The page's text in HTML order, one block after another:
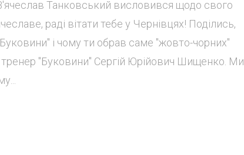
Танковський висловився щодо свого
раді вітати тебе у Чернівцях! Поділись,
і чому ти обрав саме "жовто-чорних"
"Буковини" Сергій Юрійович Шищенко. Ми